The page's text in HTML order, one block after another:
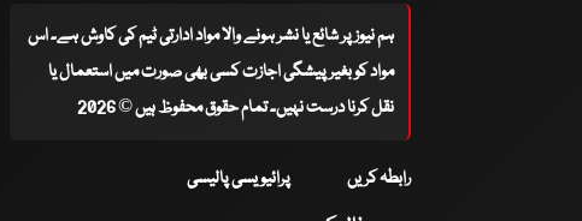
ہم نیوز پر شائع یا نشر ہونے والا مواد ادارتی ٹیم کی کاوش ہے۔ اس
مواد کو بغیر پیشگی اجازت کسی بھی صورت میں استعمال یا
نقل کرنا درست نہیں۔ تمام حقوق محفوظ ہیں © 2026
رابطہ کریں پرائیویسی پالیسی